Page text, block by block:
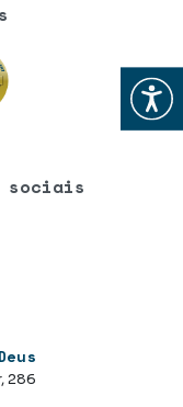
Abrir
sociais
286